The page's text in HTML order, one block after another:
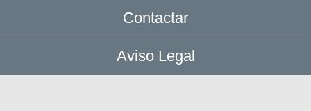
Contactar
Aviso Legal